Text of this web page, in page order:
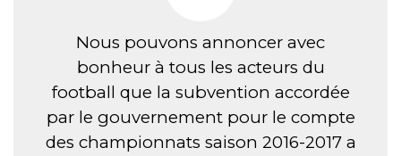
Nous pouvons annoncer avec
bonheur à tous les acteurs du
football que la subvention accordée
par le gouvernement pour le compte
des championnats saison 2016-2017 a